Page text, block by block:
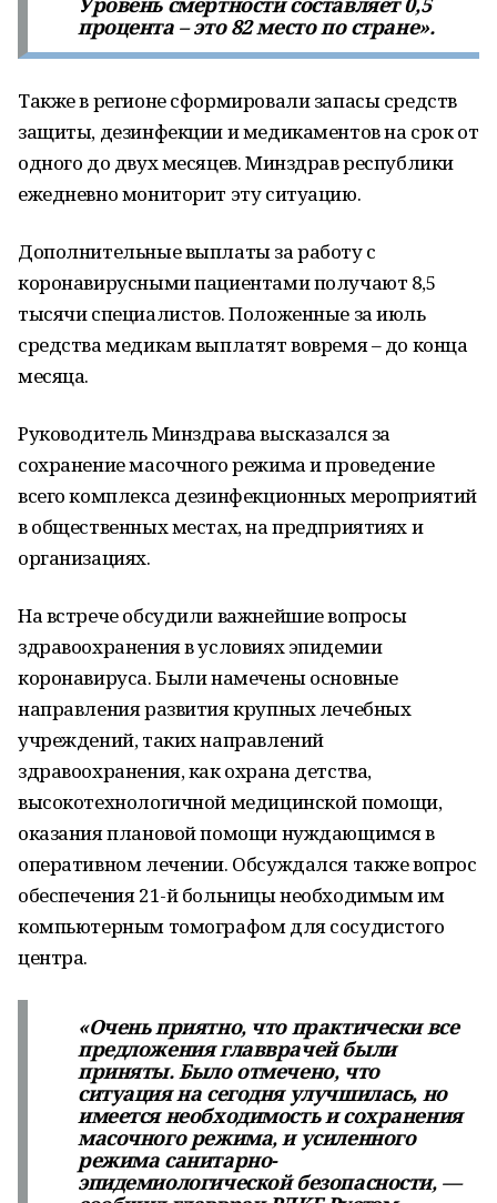
процента – это 82 место по стране».
Также в регионе сформировали запасы средств
защиты, дезинфекции и медикаментов на срок от
одного до двух месяцев. Минздрав республики
ежедневно мониторит эту ситуацию.
Дополнительные выплаты за работу с
коронавирусными пациентами получают 8,5
тысячи специалистов. Положенные за июль
средства медикам выплатят вовремя – до конца
месяца.
Руководитель Минздрава высказался за
сохранение масочного режима и проведение
всего комплекса дезинфекционных мероприятий
в общественных местах, на предприятиях и
организациях.
На встрече обсудили важнейшие вопросы
здравоохранения в условиях эпидемии
коронавируса. Были намечены основные
направления развития крупных лечебных
учреждений, таких направлений
здравоохранения, как охрана детства,
высокотехнологичной медицинской помощи,
оказания плановой помощи нуждающимся в
оперативном лечении. Обсуждался также вопрос
обеспечения 21-й больницы необходимым им
компьютерным томографом для сосудистого
центра.
«Очень приятно, что практически все
предложения главврачей были
приняты. Было отмечено, что
ситуация на сегодня улучшилась, но
имеется необходимость и сохранения
масочного режима, и усиленного
режима санитарно-
эпидемиологической безопасности, —